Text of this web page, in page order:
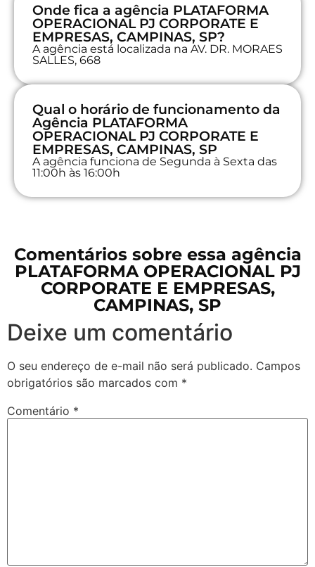
Onde fica a agência PLATAFORMA
OPERACIONAL PJ CORPORATE E
EMPRESAS, CAMPINAS, SP?
A agência está localizada na AV. DR. MORAES
SALLES, 668
Qual o horário de funcionamento da
Agência PLATAFORMA
OPERACIONAL PJ CORPORATE E
EMPRESAS, CAMPINAS, SP
A agência funciona de Segunda à Sexta das
11:00h às 16:00h
Comentários sobre essa agência
PLATAFORMA OPERACIONAL PJ
CORPORATE E EMPRESAS,
CAMPINAS, SP
Deixe um comentário
O seu endereço de e-mail não será publicado. Campos
obrigatórios são marcados com *
Comentário *